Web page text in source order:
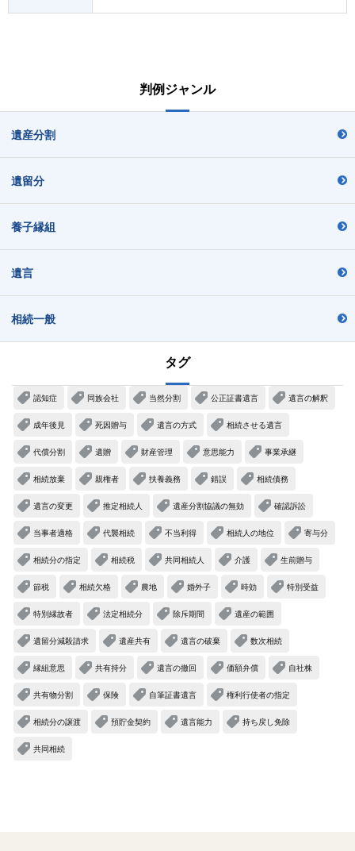
判例ジャンル
遺産分割
遺留分
養子縁組
遺言
相続一般
タグ
認知症 同族会社 当然分割 公正証書遺言 遺言の解釈
成年後見 死因贈与 遺言の方式 相続させる遺言
代償分割 遺贈 財産管理 意思能力 事業承継
相続放棄 親権者 扶養義務 錯誤 相続債務
遺言の変更 推定相続人 遺産分割協議の無効 確認訴訟
当事者適格 代襲相続 不当利得 相続人の地位 寄与分
相続分の指定 相続税 共同相続人 介護 生前贈与
節税 相続欠格 農地 婚外子 時効 特別受益
特別縁故者 法定相続分 除斥期間 遺産の範囲
遺留分減殺請求 遺産共有 遺言の破棄 数次相続
縁組意思 共有持分 遺言の撤回 価額弁償 自社株
共有物分割 保険 自筆証書遺言 権利行使者の指定
相続分の譲渡 預貯金契約 遺言能力 持ち戻し免除
共同相続